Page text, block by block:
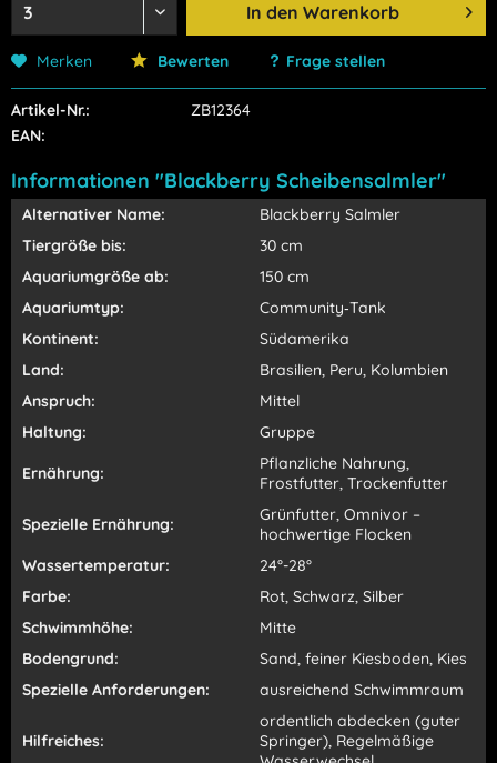
In den Warenkorb
Merken Bewerten Frage stellen
Artikel-Nr.:
ZB12364
EAN:
Informationen "Blackberry Scheibensalmler"
Alternativer Name:
Blackberry Salmler
Tiergröße bis:
30 cm
Aquariumgröße ab:
150 cm
Aquariumtyp:
Community‑Tank
Kontinent:
Südamerika
Land:
Brasilien, Peru, Kolumbien
Anspruch:
Mittel
Haltung:
Gruppe
Ernährung:
Pflanzliche Nahrung,
Frostfutter, Trockenfutter
Spezielle Ernährung:
Grünfutter, Omnivor –
hochwertige Flocken
Wassertemperatur:
24°-28°
Farbe:
Rot, Schwarz, Silber
Schwimmhöhe:
Mitte
Bodengrund:
Sand, feiner Kiesboden, Kies
Spezielle Anforderungen:
ausreichend Schwimmraum
Hilfreiches:
ordentlich abdecken (guter
Springer), Regelmäßige